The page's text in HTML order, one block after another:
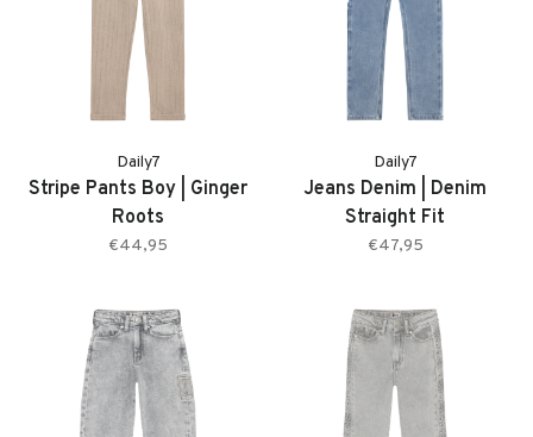
Daily7
Stripe Pants Boy | Ginger
Roots
€44,95
Daily7
Jeans Denim | Denim
Straight Fit
€47,95